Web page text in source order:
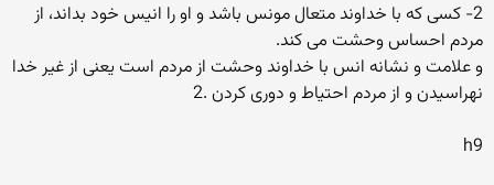
2- کسى که با خداوند متعال مونس باشد و او را انیس خود بداند، از
مردم احساس وحشت مى کند.
و علامت و نشانه انس با خداوند وحشت از مردم است یعنى از غیر خدا
نهراسیدن و از مردم احتیاط و دورى کردن .2
h9